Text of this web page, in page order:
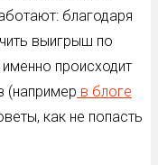
благодаря
выигрыш по
происходит
(например в блоге
как не попасть